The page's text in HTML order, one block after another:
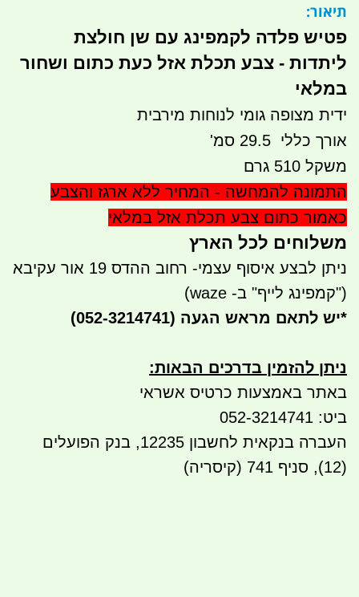
תיאור:
פטיש פלדה לקמפינג עם שן חולצת
ליתדות - צבע תכלת אזל כעת כתום ושחור
במלאי
ידית מצופה גומי לנוחות מירבית
אורך כללי 29.5 סמ'
משקל 510 גרם
התמונה להמחשה - המחיר ללא ארגז והצבע
כאמור כתום צבע תכלת אזל במלאי
משלוחים לכל הארץ
ניתן לבצע איסוף עצמי- רחוב ההדס 19 אור עקיבא
("קמפינג לייף" ב- waze)
*יש לתאם מראש הגעה (052-3214741)
ניתן להזמין בדרכים הבאות:
באתר באמצעות כרטיס אשראי
ביט: 052-3214741
העברה בנקאית לחשבון 12235, בנק הפועלים
(12), סניף 741 (קיסריה)